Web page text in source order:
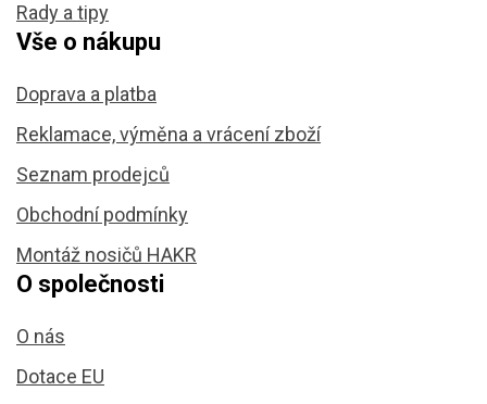
Rady a tipy
Vše o nákupu
Doprava a platba
Reklamace, výměna a vrácení zboží
Seznam prodejců
Obchodní podmínky
Montáž nosičů HAKR
O společnosti
O nás
Dotace EU